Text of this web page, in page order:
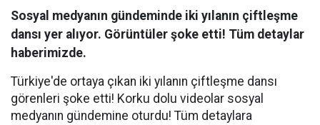
Sosyal medyanın gündeminde iki yılanın çiftleşme
dansı yer alıyor. Görüntüler şoke etti! Tüm detaylar
haberimizde.
Türkiye'de ortaya çıkan iki yılanın çiftleşme dansı
görenleri şoke etti! Korku dolu videolar sosyal
medyanın gündemine oturdu! Tüm detaylara